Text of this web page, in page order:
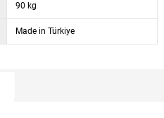
90 kg
Made in Türkiye